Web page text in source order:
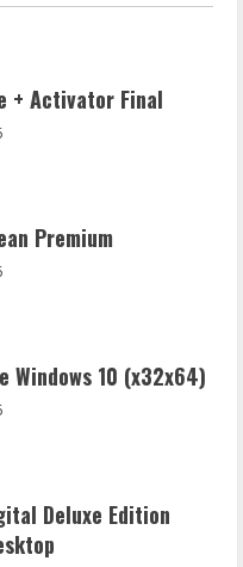
+ Activator Final
Premium
Windows 10 (x32x64)
Deluxe Edition